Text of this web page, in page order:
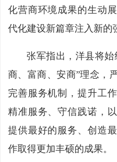
化营商环境成果的生动
代化建设新篇章注入新的
张军指出， 洋县将始
商、富商、安商”理念，
完善服务机制，提升工
精准服务、守信践诺，
提供最好的服务、创造
作取得更加丰硕的成果。